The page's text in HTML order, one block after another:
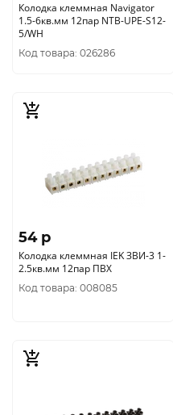
Колодка клеммная Navigator
1.5-6кв.мм 12пар NTB-UPE-S12-
5/WH
Код товара: 026286
54 p
Колодка клеммная IEK ЗВИ-3 1-
2.5кв.мм 12пар ПВХ
Код товара: 008085